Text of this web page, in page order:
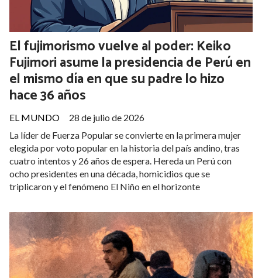
El fujimorismo vuelve al poder: Keiko
Fujimori asume la presidencia de Perú en
el mismo día en que su padre lo hizo
hace 36 años
EL MUNDO
28 de julio de 2026
La líder de Fuerza Popular se convierte en la primera mujer
elegida por voto popular en la historia del país andino, tras
cuatro intentos y 26 años de espera. Hereda un Perú con
ocho presidentes en una década, homicidios que se
triplicaron y el fenómeno El Niño en el horizonte